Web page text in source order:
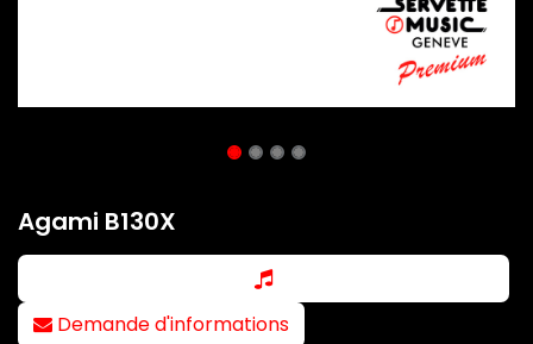
Agami B130X
Demande d'informations